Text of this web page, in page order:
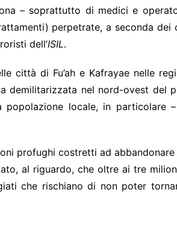
– soprattutto di medici e
perpetrate, a seconda dei
dell’ISIL.
città di Fu’ah e Kafrayae nelle
demilitarizzata nel nord-ovest del
locale, in particolare
profughi costretti ad
al riguardo, che oltre ai tre
che rischiano di non poter